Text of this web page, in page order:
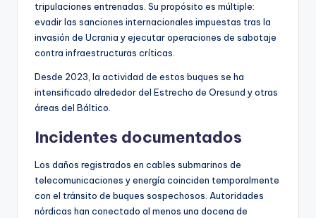
tripulaciones entrenadas. Su propósito es múltiple:
evadir las sanciones internacionales impuestas tras la
invasión de Ucrania y ejecutar operaciones de sabotaje
contra infraestructuras críticas.
Desde 2023, la actividad de estos buques se ha
intensificado alrededor del Estrecho de Oresund y otras
áreas del Báltico.
Incidentes documentados
Los daños registrados en cables submarinos de
telecomunicaciones y energía coinciden temporalmente
con el tránsito de buques sospechosos. Autoridades
nórdicas han conectado al menos una docena de